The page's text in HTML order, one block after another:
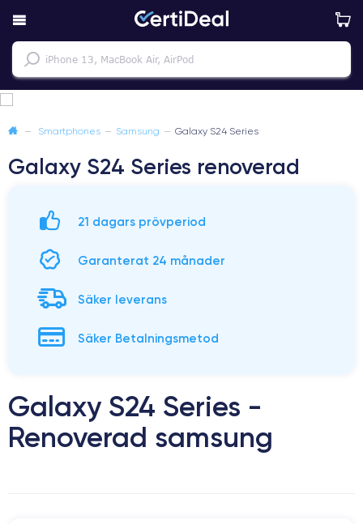
— Smartphones — Samsung — Galaxy S24 Series
Galaxy S24 Series renoverad
21 dagars prövperiod
Garanterat 24 månader
Säker leverans
Säker Betalningsmetod
Galaxy S24 Series -
Renoverad samsung